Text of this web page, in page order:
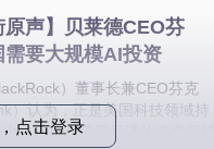
原声】贝莱德CEO芬
需要大规模AI投资
）董事长兼CEO芬克
）认为，正是美国科技领域持
，让他对美国经济的未来保持
点击登录